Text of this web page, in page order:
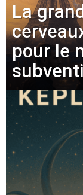
La
pour le